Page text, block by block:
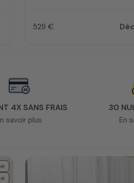
Prix
529 €
4X SANS FRAIS
savoir plus
30
En